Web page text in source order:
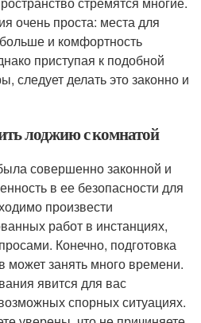
очень проста: места для
и комфортность
приступая к подобной
следует делать это законно и
лоджию с комнатой
совершенно законной и
в ее безопасности для
произвести
работ в инстанциях,
Конечно, подготовка
может занять много времени.
явится для вас
спорных ситуациях.